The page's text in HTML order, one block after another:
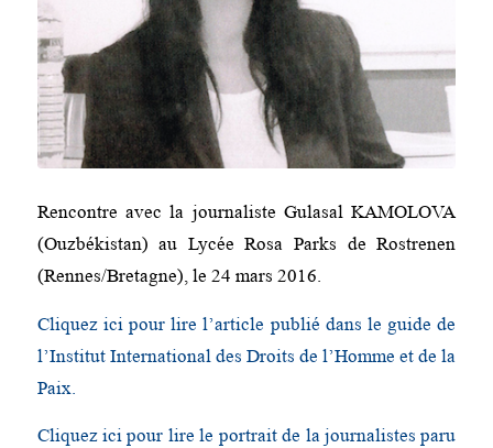
Rencontre avec la journaliste Gulasal KAMOLOVA
(Ouzbékistan) au Lycée Rosa Parks de Rostrenen
(Rennes/Bretagne), le 24 mars 2016.
Cliquez ici pour lire l’article publié dans le guide de
l’Institut International des Droits de l’Homme et de la
Paix.
Cliquez ici pour lire le portrait de la journalistes paru